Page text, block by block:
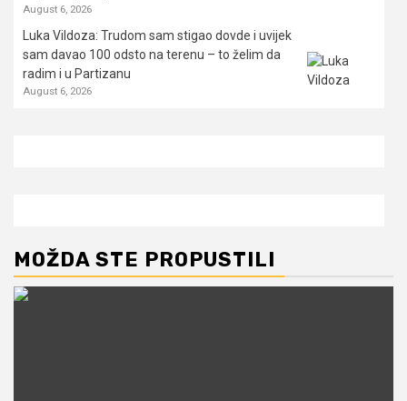
August 6, 2026
Luka Vildoza: Trudom sam stigao dovde i uvijek
sam davao 100 odsto na terenu – to želim da
radim i u Partizanu
August 6, 2026
MOŽDA STE PROPUSTILI